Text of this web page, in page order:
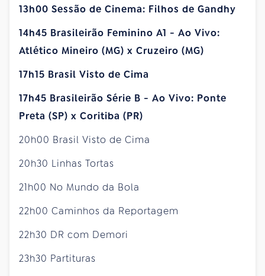
13h00 Sessão de Cinema: Filhos de Gandhy
14h45 Brasileirão Feminino A1 - Ao Vivo:
Atlético Mineiro (MG) x Cruzeiro (MG)
17h15 Brasil Visto de Cima
17h45 Brasileirão Série B - Ao Vivo: Ponte
Preta (SP) x Coritiba (PR)
20h00 Brasil Visto de Cima
20h30 Linhas Tortas
21h00 No Mundo da Bola
22h00 Caminhos da Reportagem
22h30 DR com Demori
23h30 Partituras